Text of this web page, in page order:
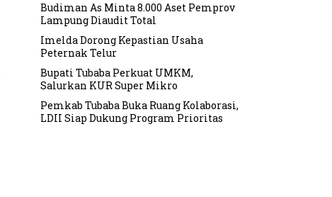
Budiman As Minta 8.000 Aset Pemprov
Lampung Diaudit Total
Imelda Dorong Kepastian Usaha
Peternak Telur
Bupati Tubaba Perkuat UMKM,
Salurkan KUR Super Mikro
Pemkab Tubaba Buka Ruang Kolaborasi,
LDII Siap Dukung Program Prioritas